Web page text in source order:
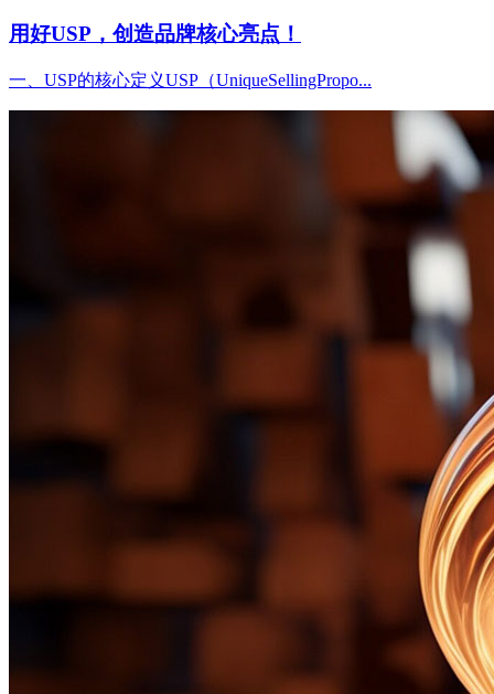
用好USP，创造品牌核心亮点！
一、USP的核心定义USP（UniqueSellingPropo...